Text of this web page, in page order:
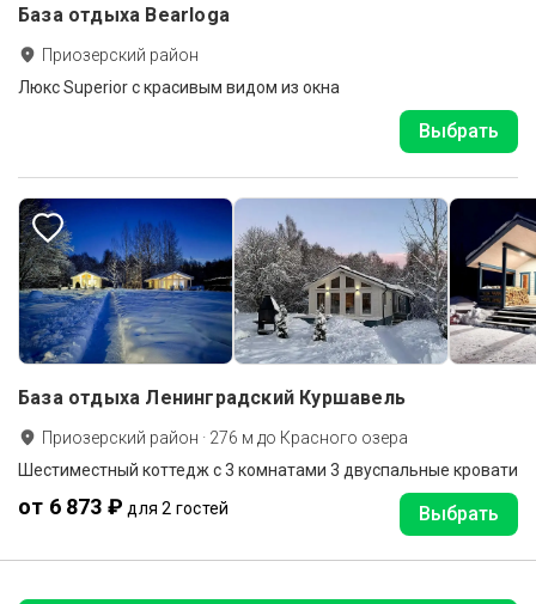
База отдыха Bearloga
Приозерский район
Люкс Superior с красивым видом из окна
Выбрать
База отдыха Ленинградский Куршавель
Приозерский район · 276 м до Красного озера
Шестиместный коттедж с 3 комнатами 3 двуспальные кровати
от 6 873 ₽ для 2 гостей Выбрать